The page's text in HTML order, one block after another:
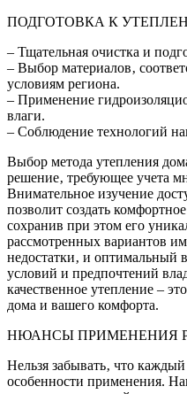
ПОДГОТОВКА К
– Тщательная очистка и
– Выбор материалов‚
условиям региона.
– Применение
влаги.
– Соблюдение технологий
Выбор метода утепления
решение‚ требующее учета
Внимательное изучение
позволит создать
сохранив при этом его
рассмотренных вариантов
недостатки‚ и оптимальный
условий и предпочтений
качественное утепление –
дома и вашего комфорта.
НЮАНСЫ ПРИМЕНЕНИЯ
Нельзя забывать‚ что
особенности применения.